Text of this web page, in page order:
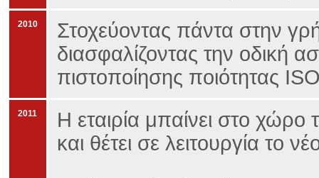
2010
Στοχεύοντας πάντα στην
διασφαλίζοντας την οδική
πιστοποίησης ποιότητας
2011
Η εταιρία μπαίνει στο
και θέτει σε λειτουργία το